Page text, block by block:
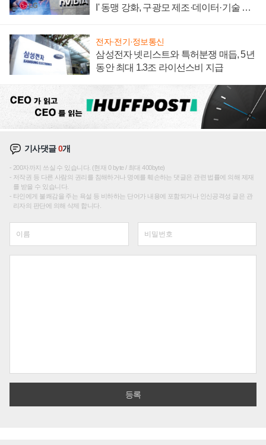
I' 동맹 강화, 구광모 제조·데이터·기술 결
전자·전기·정보통신
삼성전자 넷리스트와 특허분쟁 매듭, 5년
동안 최대 1.3조 라이선스비 지급
기사댓글0개
200자까지 쓰실 수 있습니다. (현재 0 byte / 최대 400byte)
저작권 등 다른 사람의 권리를 침해하거나 명예를 훼손하는 댓글은 관련 법률에 의해 제재
를 받을 수 있습니다.
타인에게 불쾌감을 주는 욕설 등 비하하는 단어가 내용에 포함되거나 인신공격성 글은 관
리자의 판단에 의해 삭제 합니다.